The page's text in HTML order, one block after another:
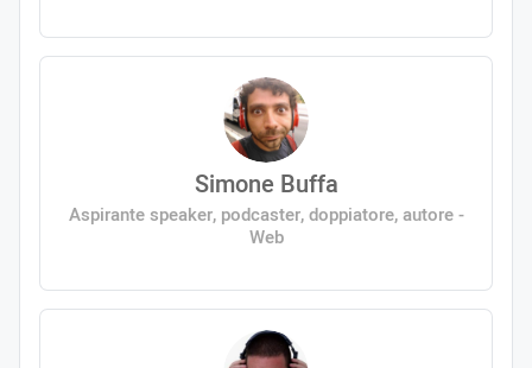
Simone Buffa
Aspirante speaker, podcaster, doppiatore, autore -
Web